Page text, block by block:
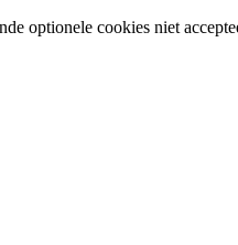
optionele cookies niet